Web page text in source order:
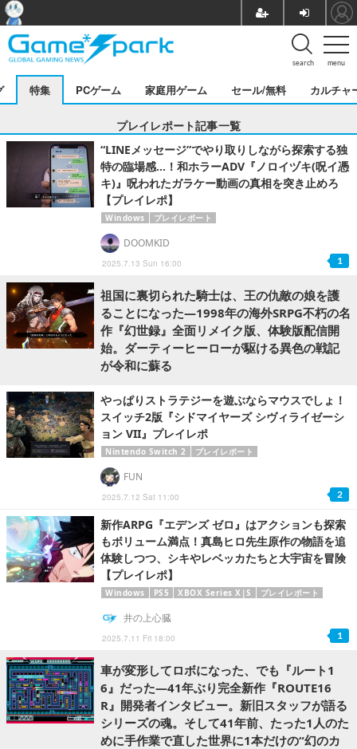
menu
search
特集 PCゲーム 家庭用ゲーム セール/無料 カルチャ
プレイレポート記事一覧
“LINEメッセージ”でやり取りしながら探索する独
特の臨場感…！和ホラーADV『ノロイヅキ(呪イ憑
キ)』呪われたガラケー動画の真相を突き止めろ
【プレイレポ】
Windows プレイレポート
2025.7.13 Sun 16:00
DOOMKID
1
祖国に裏切られた騎士は、王の仇敵の娘を護
ることになった―1998年の海外SRPG不朽の名
作『幻世録』全面リメイク版、体験版配信開
始。ダーティーヒーローが駆ける異色の戦記
が令和に蘇る
やっぱりストラテジーを遊ぶならマウスでしょ！
スイッチ2版『シドマイヤーズ シヴィライゼーシ
ョン VII』プレイレポ
Nintendo Switch 2 プレイレポート
2025.7.12 Sat 11:00
FUN
2
新作ARPG『エデンズ ゼロ』はアクションも探索
もボリューム満点！真島ヒロ先生原作の物語を追
体験しつつ、シキやレベッカたちと大宇宙を冒険
【プレイレポ】
Windows PS5 XBOX Series X|S プレイレポート
2025.7.11 Fri 18:00
井の上心臓
1
車が変形してロボになった、でも『ルート1
6』だった―41年ぶり完全新作『ROUTE16
R』開発者インタビュー。新旧スタッフが語る
シリーズの魂。そして41年前、たった1人のた
めに手作業で直した世界に1本だけの“幻のカ